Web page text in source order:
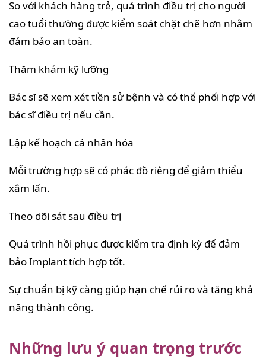
So với khách hàng trẻ, quá trình điều trị cho người
cao tuổi thường được kiểm soát chặt chẽ hơn nhằm
đảm bảo an toàn.
Thăm khám kỹ lưỡng
Bác sĩ sẽ xem xét tiền sử bệnh và có thể phối hợp với
bác sĩ điều trị nếu cần.
Lập kế hoạch cá nhân hóa
Mỗi trường hợp sẽ có phác đồ riêng để giảm thiểu
xâm lấn.
Theo dõi sát sau điều trị
Quá trình hồi phục được kiểm tra định kỳ để đảm
bảo Implant tích hợp tốt.
Sự chuẩn bị kỹ càng giúp hạn chế rủi ro và tăng khả
năng thành công.
Những lưu ý quan trọng trước